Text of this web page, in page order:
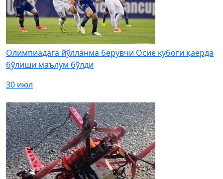
Олимпиадага йўлланма берувчи Осиё кубоги қаерда
бўлиши маълум бўлди
30 июл